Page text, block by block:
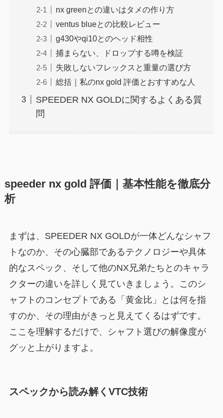
nx greenとの違いはタメの作り方
ventus blueとの比較レビュー
g430やqi10とのヘッド相性
捕まらない、ドロップする噂を検証
失敗しないフレックスと重量の選び方
総括｜私のnx gold 評価とおすすめな人
SPEEDER NX GOLDに関するよくある質
問
speeder nx gold 評価｜基本性能を徹底分
析
まずは、SPEEDER NX GOLDが一体どんなシャフ
トなのか、その心臓部であるテクノロジーや具体
的なスペック、そして他のNX兄弟たちとのキャラ
クターの違いを詳しく見ていきましょう。このシ
ャフトのコンセプトである「黄金比」とは何を指
すのか、その理由がきっと見えてくるはずです。
ここを理解するだけで、シャフト選びの解像度が
グッと上がりますよ。
スペックから読み解くVTC技術